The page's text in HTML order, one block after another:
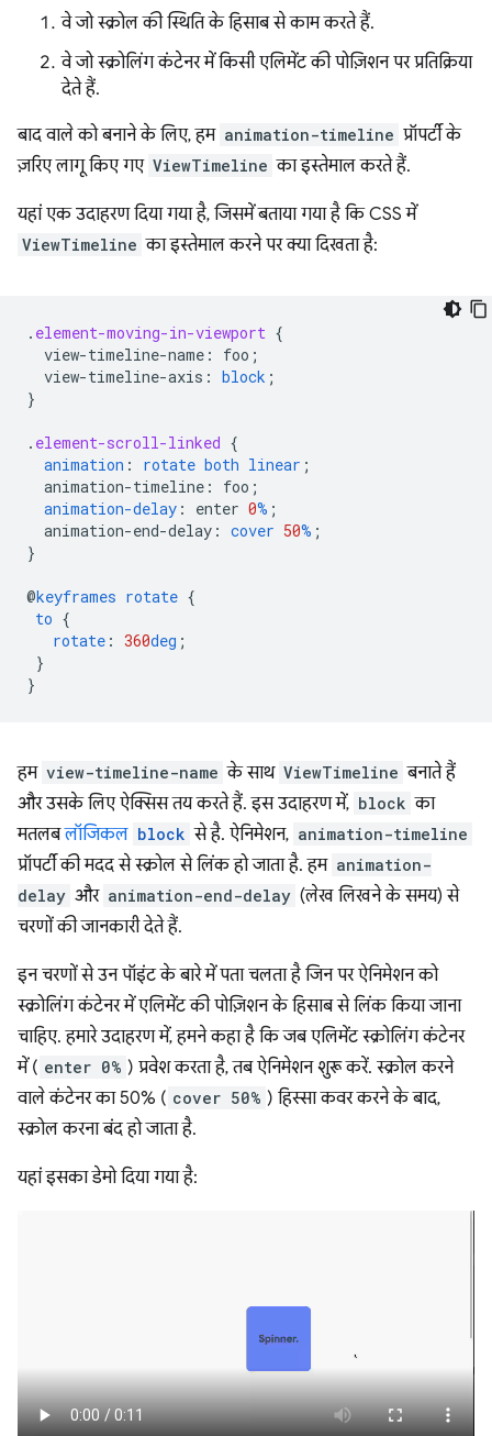
वे जो स्क्रोल की स्थिति के हिसाब से काम करते हैं.
वे जो स्क्रोलिंग कंटेनर में किसी एलिमेंट की पोज़िशन पर प्रतिक्रिया
देते हैं.
बाद वाले को बनाने के लिए, हम animation-timeline प्रॉपर्टी के
ज़रिए लागू किए गए ViewTimeline का इस्तेमाल करते हैं.
यहां एक उदाहरण दिया गया है, जिसमें बताया गया है कि CSS में
ViewTimeline का इस्तेमाल करने पर क्या दिखता है:
. element-moving-in-viewport {
view-timeline-name : foo ;
view-timeline-axis : block ;
}
. element-scroll-linked {
animation : rotate both linear ;
animation-timeline : foo ;
animation-delay : enter 0% ;
animation-end-delay : cover 50% ;
}
@keyframes rotate {
to {
rotate : 360deg ;
}
}
हम view-timeline-name के साथ ViewTimeline बनाते हैं
और उसके लिए ऐक्सिस तय करते हैं. इस उदाहरण में, block का
मतलबलॉजिकल block से है. ऐनिमेशन, animation-timeline
प्रॉपर्टी की मदद से स्क्रोल से लिंक हो जाता है. हम animation-
delay और animation-end-delay (लेख लिखने के समय) से
चरणों की जानकारी देते हैं.
इन चरणों से उन पॉइंट के बारे में पता चलता है जिन पर ऐनिमेशन को
स्क्रोलिंग कंटेनर में एलिमेंट की पोज़िशन के हिसाब से लिंक किया जाना
चाहिए. हमारे उदाहरण में, हमने कहा है कि जब एलिमेंट स्क्रोलिंग कंटेनर
में ( enter 0% ) प्रवेश करता है, तब ऐनिमेशन शुरू करें. स्क्रोल करने
वाले कंटेनर का 50% ( cover 50% ) हिस्सा कवर करने के बाद,
स्क्रोल करना बंद हो जाता है.
यहां इसका डेमो दिया गया है: